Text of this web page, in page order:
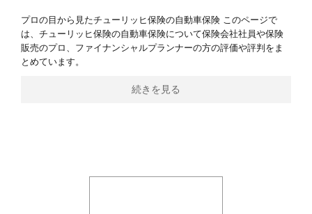
プロの目から見たチューリッヒ保険の自動車保険 このページで
は、チューリッヒ保険の自動車保険について保険会社社員や保険
販売のプロ、ファイナンシャルプランナーの方の評価や評判をま
とめています。
続きを見る